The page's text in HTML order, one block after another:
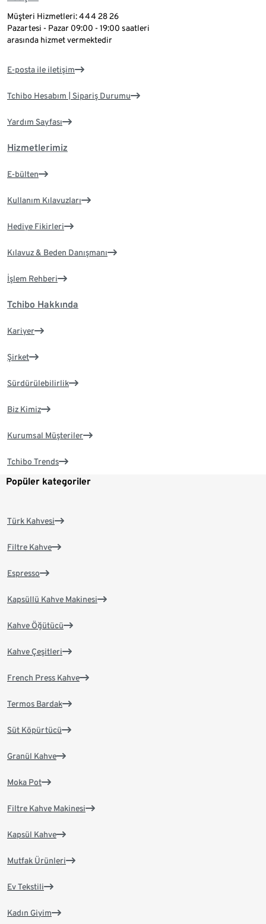
Müşteri Hizmetleri: 444 28 26
Pazartesi - Pazar 09:00 - 19:00 saatleri
arasında hizmet vermektedir
E-posta ile iletişim
Tchibo Hesabım | Sipariş Durumu
Yardım Sayfası
Hizmetlerimiz
E-bülten
Kullanım Kılavuzları
Hediye Fikirleri
Kılavuz & Beden Danışmanı
İşlem Rehberi
Tchibo Hakkında
Kariyer
Şirket
Sürdürülebilirlik
Biz Kimiz
Kurumsal Müşteriler
Tchibo Trends
Popüler kategoriler
Türk Kahvesi
Filtre Kahve
Espresso
Kapsüllü Kahve Makinesi
Kahve Öğütücü
Kahve Çeşitleri
French Press Kahve
Termos Bardak
Süt Köpürtücü
Granül Kahve
Moka Pot
Filtre Kahve Makinesi
Kapsül Kahve
Mutfak Ürünleri
Ev Tekstili
Kadın Giyim